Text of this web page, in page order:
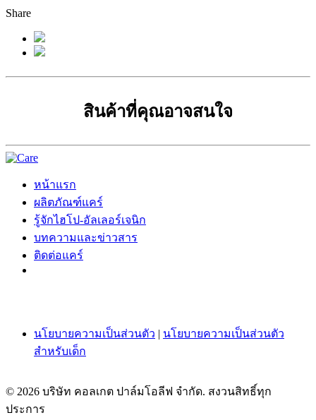
Share
สินค้าที่คุณอาจสนใจ
หน้าแรก
ผลิตภัณฑ์แคร์
รู้จักไฮโป-อัลเลอร์เจนิก
บทความและข่าวสาร
ติดต่อแคร์
นโยบายความเป็นส่วนตัว | นโยบายความเป็นส่วนตัว
สำหรับเด็ก
© 2026 บริษัท คอลเกต ปาล์มโอลีฟ จำกัด. สงวนสิทธิ์ทุก
ประการ